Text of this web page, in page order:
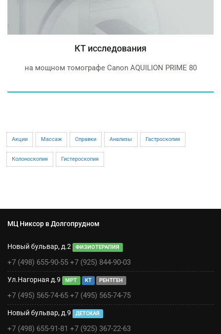
КТ исследования
на мощном томографе Canon AQUILION PRIME 80
Акции Массаж Справки Анализы Гастроскопия
Колоноскопия Гистероскопия
МЦ Никсор в Долгопрудном
Новый бульвар, д.2 ФИЗИОТЕРАПИЯ
+7 (498) 655-90-55 +7 (925) 844-90-03
Ул.Нагорная д.9 МРТ КТ РЕНТГЕН
+7 (495) 565-74-65 +7 (495) 565-74-75
Новый бульвар, д.9 ДЕТСКАЯ
+7 (498) 655-91-81 +7 (925) 367-22-63